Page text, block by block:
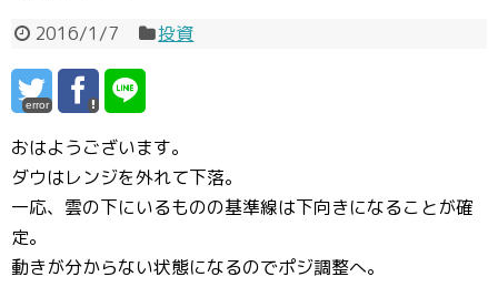
2016/1/7 投資
error
おはようございます。
ダウはレンジを外れて下落。
一応、雲の下にいるものの基準線は下向きになることが確
定。
動きが分からない状態になるのでポジ調整へ。